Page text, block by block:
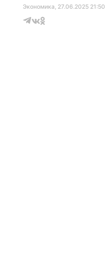
Экономика, 27.06.2025 21:50